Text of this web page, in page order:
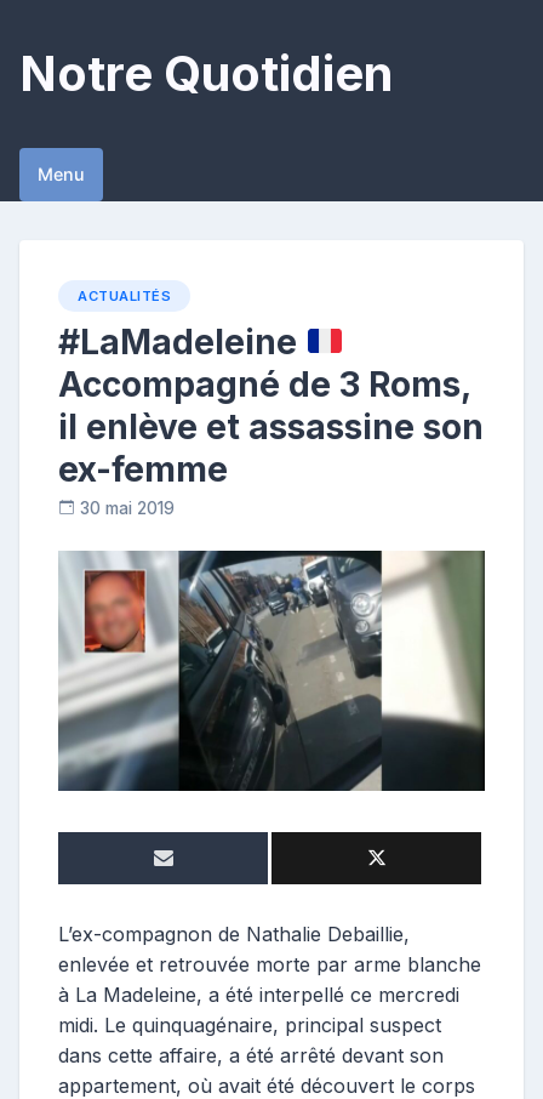
content
Notre Quotidien
Menu
ACTUALITÉS
#LaMadeleine
Accompagné de 3 Roms,
il enlève et assassine son
ex-femme
30 mai 2019
o
n
t
r
b
i
L’ex-compagnon de Nathalie Debaillie,
enlevée et retrouvée morte par arme blanche
à La Madeleine, a été interpellé ce mercredi
midi. Le quinquagénaire, principal suspect
dans cette affaire, a été arrêté devant son
appartement, où avait été découvert le corps